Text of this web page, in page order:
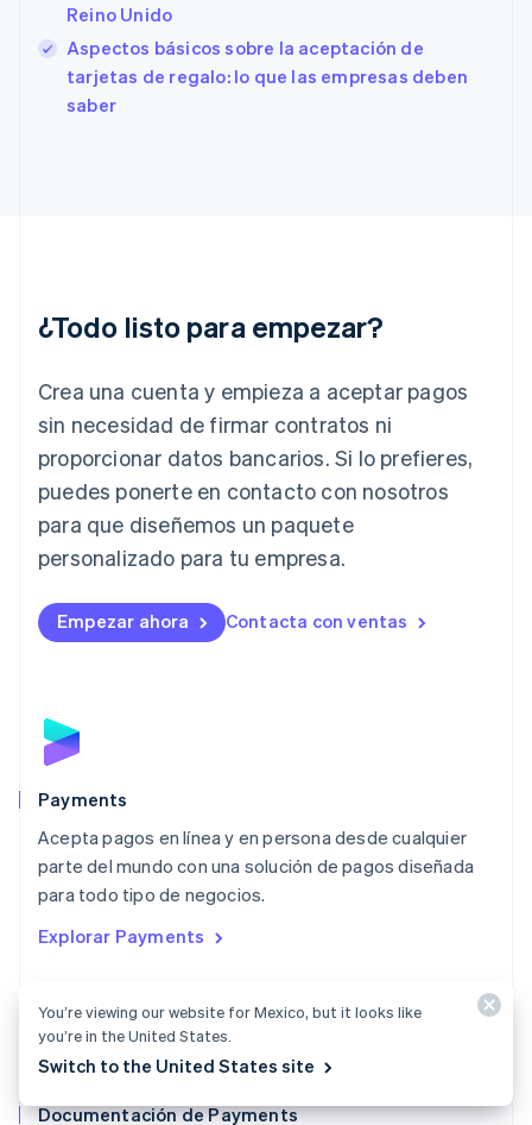
Reino Unido
Aspectos básicos sobre la aceptación de
tarjetas de regalo: lo que las empresas deben
saber
¿Todo listo para empezar?
Crea una cuenta y empieza a aceptar pagos
sin necesidad de firmar contratos ni
proporcionar datos bancarios. Si lo prefieres,
puedes ponerte en contacto con nosotros
para que diseñemos un paquete
personalizado para tu empresa.
Empezar ahora Contacta con ventas
Payments
Acepta pagos en línea y en persona desde cualquier
parte del mundo con una solución de pagos diseñada
para todo tipo de negocios.
Explorar Payments
Documentación de Payments
English
Finlandia
EnglishSvenska
Francia
Irlanda
Italia
English
Japón
日本語English
Letonia
Liechtenstein
DeutschEnglish
English
Luxemburgo
Malta
English
Español
English
Nueva Zelandia
English
NederlandsEnglish
Portugal
PortuguêsEnglish
RAE de Hong Kong, China
Reino Unido
You’re viewing our website for Mexico, but it looks like
you’re in the United States.
Switch to the United States site